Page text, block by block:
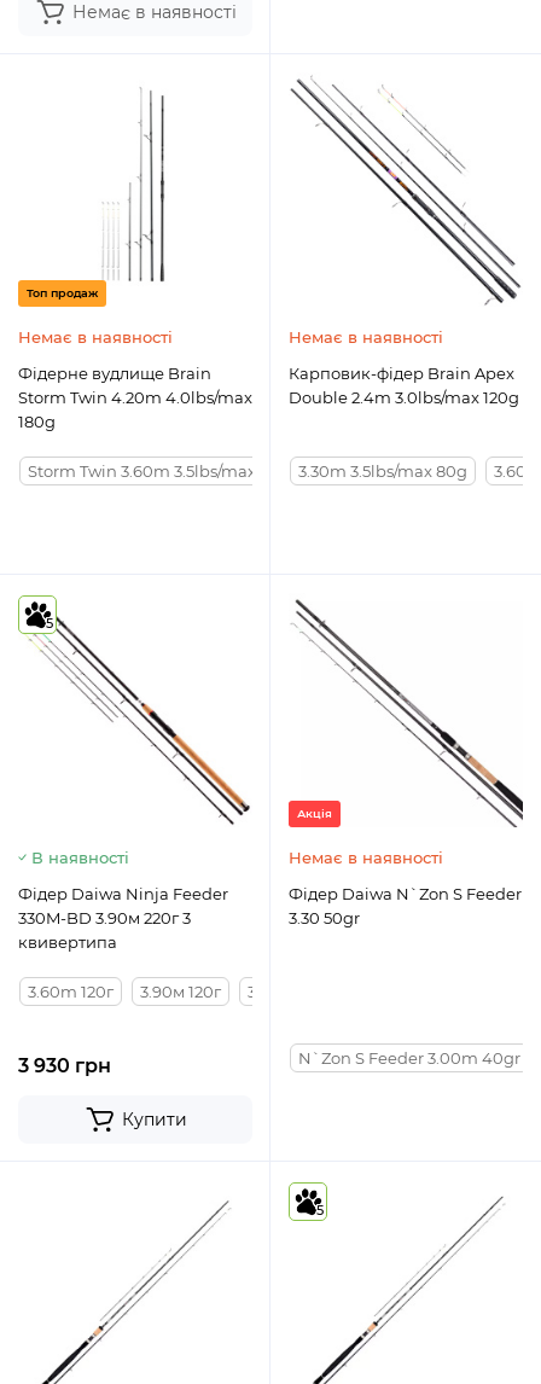
Немає в наявності
Топ продаж
Немає в наявності
Фідерне вудлище Brain
Storm Twin 4.20m 4.0lbs/max
180g
Storm Twin 3.60m 3.5lbs/max 150g Storm Twin 3.90m 3.5lbs/
Немає в наявності
Карповик-фідер Brain Apex
Double 2.4m 3.0lbs/max 120g
3.30m 3.5lbs/max 80g
5
В наявності
Фідер Daiwa Ninja Feeder
330M-BD 3.90м 220г 3
квивертипа
3.60m 120г 3.90м 120г 3.60м 150г
3 930 грн
Купити
Акція
Немає в наявності
Фідер Daiwa N`Zon S Feeder
3.30 50gr
N`Zon S Feeder 3.00m 40gr
5